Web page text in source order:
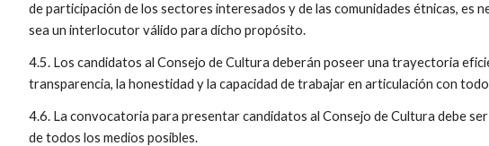
de participación de los sectores interesados y de las comunidades étnicas, es
sea un interlocutor válido para dicho propósito.
4.5. Los candidatos al Consejo de Cultura deberán poseer una trayectoria
transparencia, la honestidad y la capacidad de trabajar en articulación con
4.6. La convocatoria para presentar candidatos al Consejo de Cultura debe
de todos los medios posibles.